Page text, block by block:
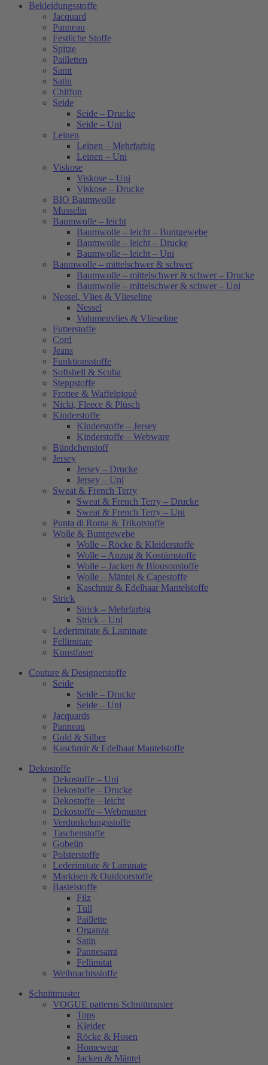
Bekleidungsstoffe
Jacquard
Panneau
Festliche Stoffe
Spitze
Pailletten
Samt
Satin
Chiffon
Seide
Seide – Drucke
Seide – Uni
Leinen
Leinen – Mehrfarbig
Leinen – Uni
Viskose
Viskose – Uni
Viskose – Drucke
BIO Baumwolle
Musselin
Baumwolle – leicht
Baumwolle – leicht – Buntgewebe
Baumwolle – leicht – Drucke
Baumwolle – leicht – Uni
Baumwolle – mittelschwer & schwer
Baumwolle – mittelschwer & schwer – Drucke
Baumwolle – mittelschwer & schwer – Uni
Nessel, Vlies & Vlieseline
Nessel
Volumenvlies & Vlieseline
Futterstoffe
Cord
Jeans
Funktionsstoffe
Softshell & Scuba
Steppstoffe
Frottee & Waffelpiqué
Nicki, Fleece & Plüsch
Kinderstoffe
Kinderstoffe – Jersey
Kinderstoffe – Webware
Bündchenstoff
Jersey
Jersey – Drucke
Jersey – Uni
Sweat & French Terry
Sweat & French Terry – Drucke
Sweat & French Terry – Uni
Punta di Roma & Trikotstoffe
Wolle & Buntgewebe
Wolle – Röcke & Kleiderstoffe
Wolle – Anzug & Kostümstoffe
Wolle – Jacken & Blousonstoffe
Wolle – Mäntel & Capestoffe
Kaschmir & Edelhaar Mantelstoffe
Strick
Strick – Mehrfarbig
Strick – Uni
Lederimitate & Laminate
Fellimitate
Kunstfaser
Couture & Designerstoffe
Seide
Seide – Drucke
Seide – Uni
Jacquards
Panneau
Gold & Silber
Kaschmir & Edelhaar Mantelstoffe
Dekostoffe
Dekostoffe – Uni
Dekostoffe – Drucke
Dekostoffe – leicht
Dekostoffe – Webmuster
Verdunkelungsstoffe
Taschenstoffe
Gobelin
Polsterstoffe
Lederimitate & Laminate
Markisen & Outdoorstoffe
Bastelstoffe
Filz
Tüll
Paillette
Organza
Satin
Pannesamt
Fellimitat
Weihnachtsstoffe
Schnittmuster
VOGUE patterns Schnittmuster
Tops
Kleider
Röcke & Hosen
Homewear
Jacken & Mäntel